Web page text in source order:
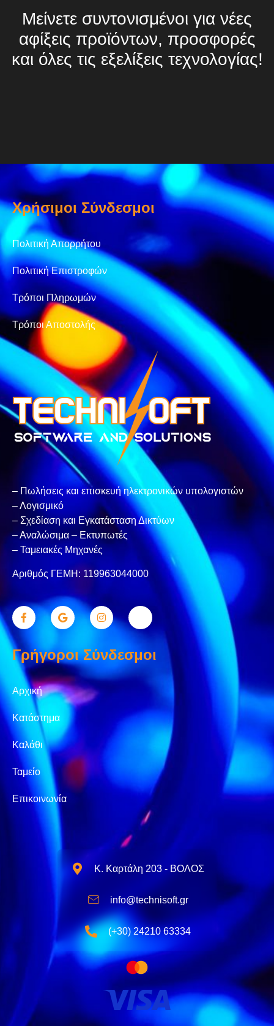
Μείνετε συντονισμένοι για νέες
αφίξεις προϊόντων, προσφορές
και όλες τις εξελίξεις τεχνολογίας!
Χρήσιμοι Σύνδεσμοι
Πολιτική Απορρήτου
Πολιτική Επιστροφών
Τρόποι Πληρωμών
Τρόποι Αποστολής
– Πωλήσεις και επισκευή ηλεκτρονικών υπολογιστών
– Λογισμικό
– Σχεδίαση και Εγκατάσταση Δικτύων
– Αναλώσιμα – Εκτυπωτές
– Ταμειακές Μηχανές
Αριθμός ΓΕΜΗ: 119963044000
Γρήγοροι Σύνδεσμοι
Αρχική
Κατάστημα
Καλάθι
Ταμείο
Επικοινωνία
Κ. Καρτάλη 203 - ΒΟΛΟΣ
info@technisoft.gr
(+30) 24210 63334